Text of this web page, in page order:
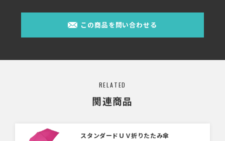
この商品を問い合わせる
RELATED
関連商品
スタンダードＵＶ折りたたみ傘